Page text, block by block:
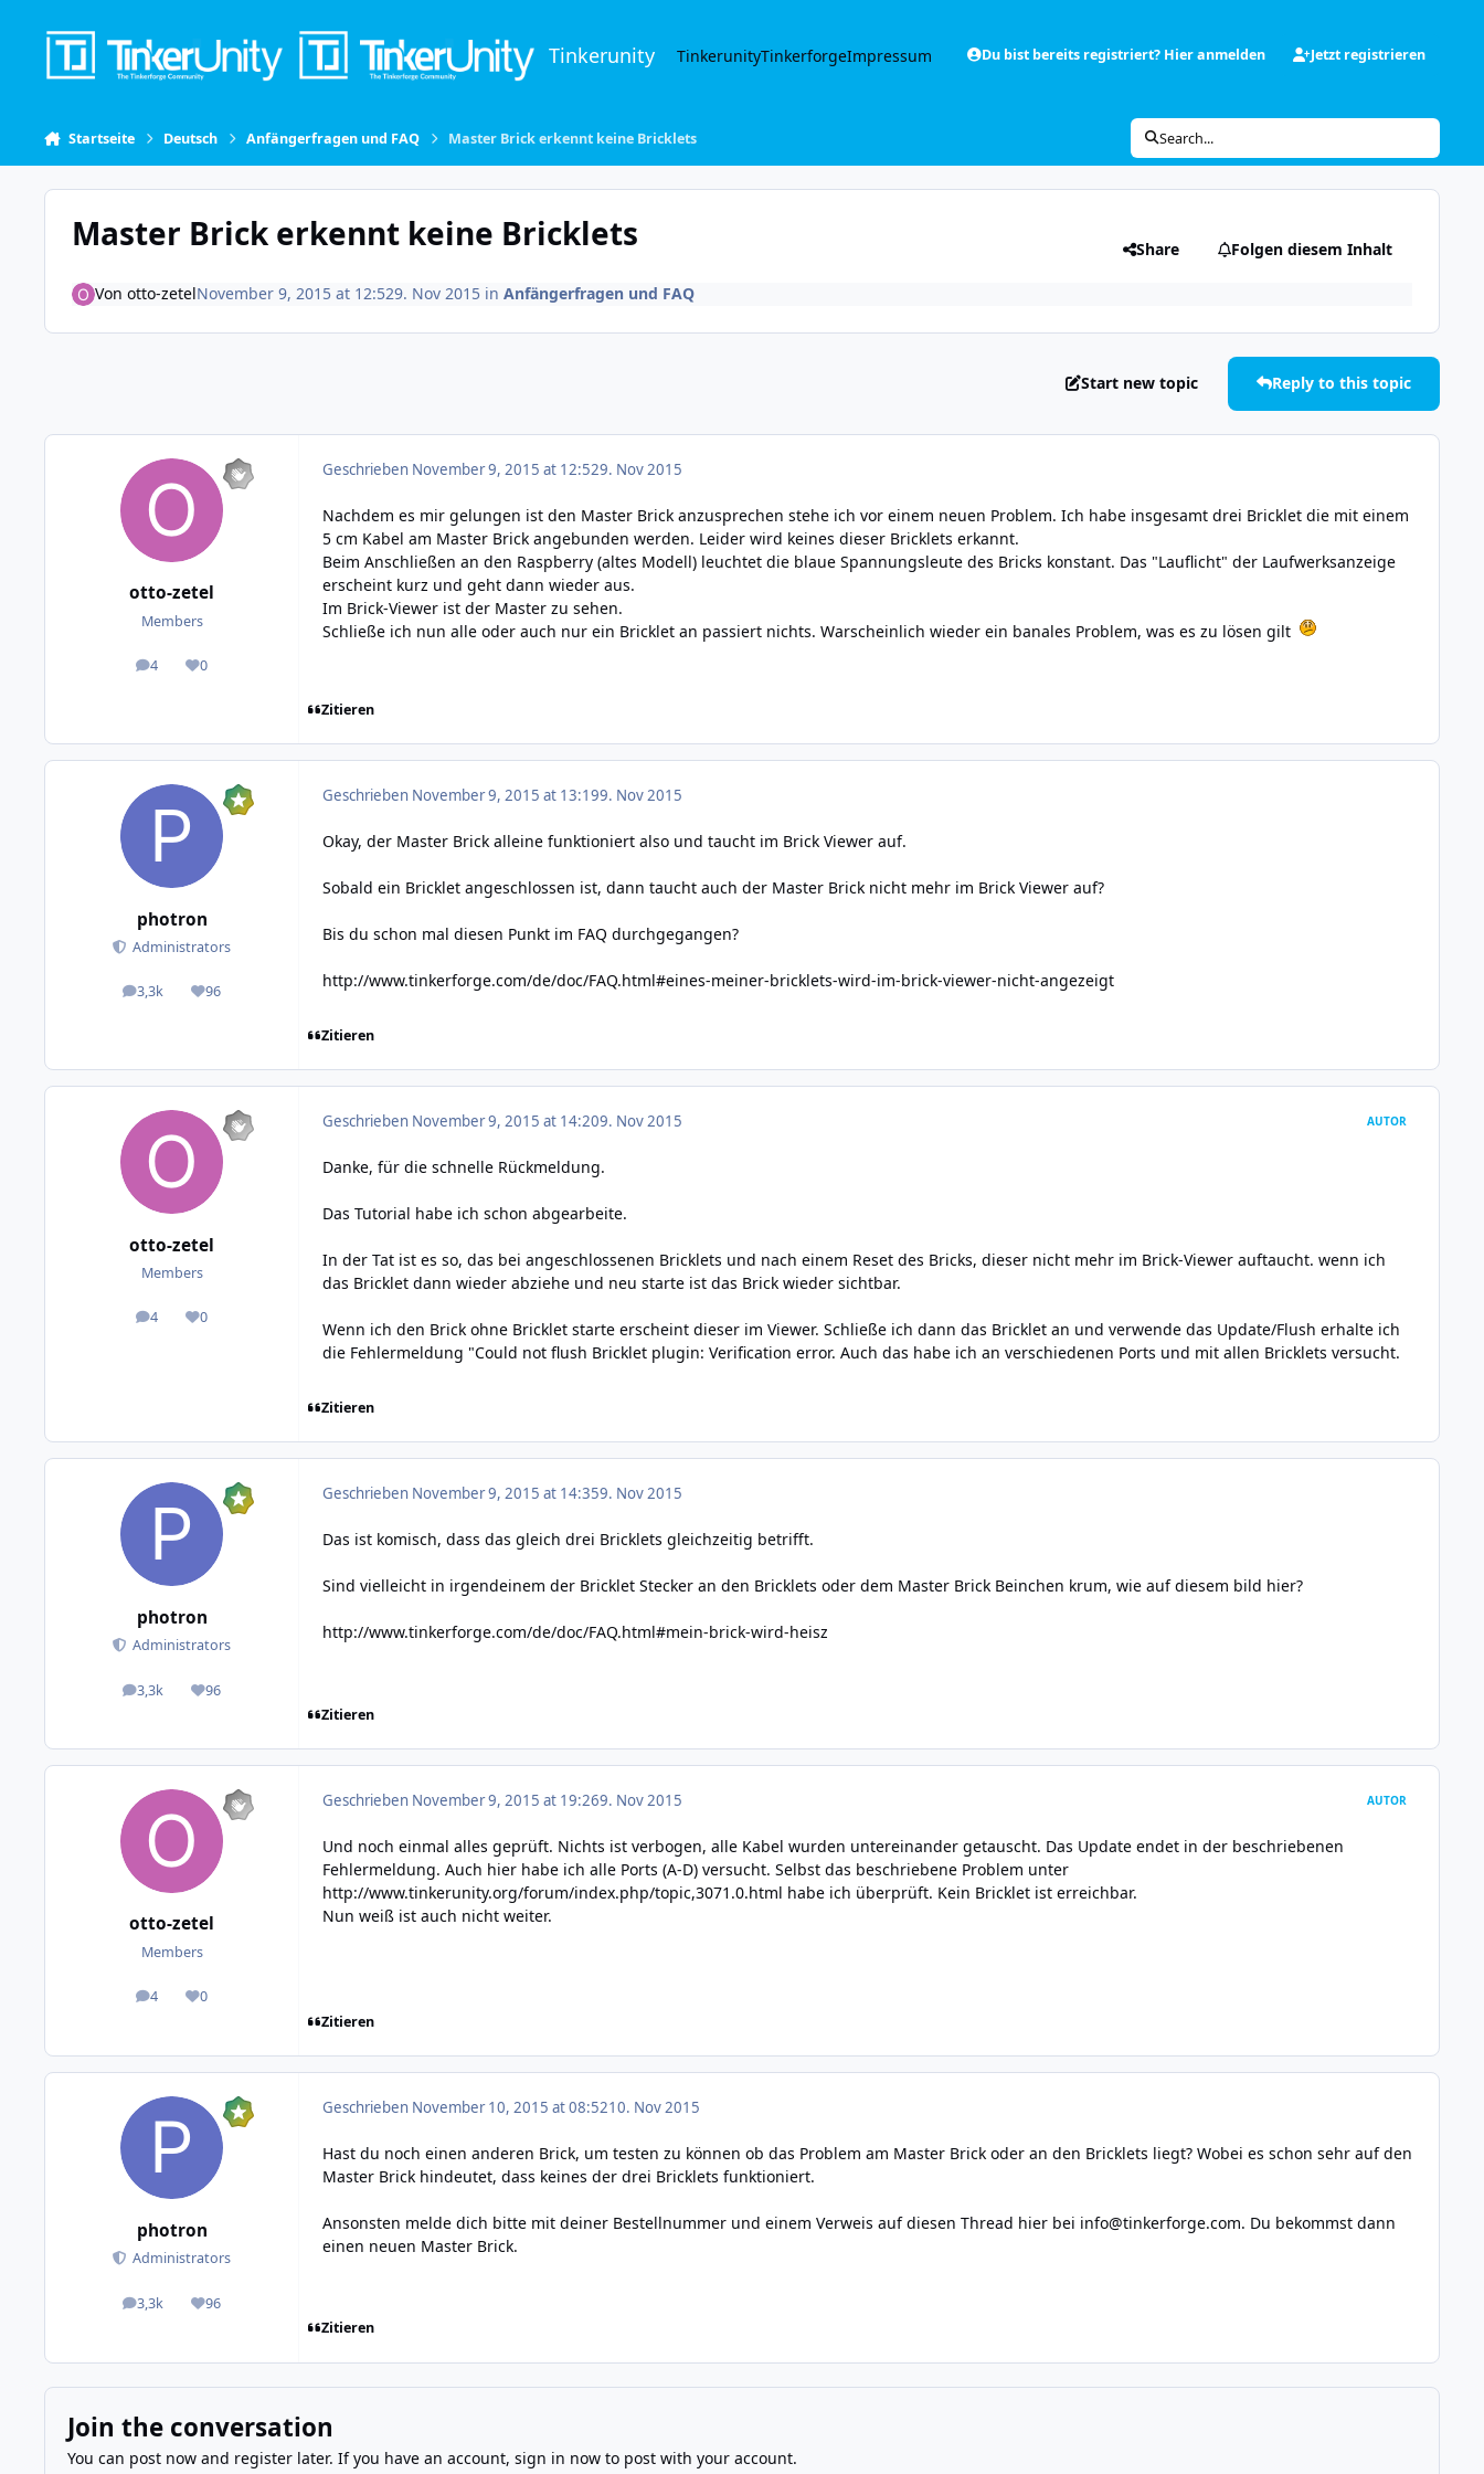
Tinkerunity TinkerunityTinkerforgeImpressum Du bist bereits registriert? Hier anmelden Jetzt registrieren
Startseite Deutsch Anfängerfragen und FAQ Master Brick erkennt keine Bricklets Search...
Master Brick erkennt keine Bricklets Share Folgen diesem Inhalt
Von otto-zetelNovember 9, 2015 at 12:529. Nov 2015in Anfängerfragen und FAQ
Start new topic Reply to this topic
otto-zetel
Members
4
posts 0
Reputation
Geschrieben November 9, 2015 at 12:529. Nov 2015
Nachdem es mir gelungen ist den Master Brick anzusprechen stehe ich vor einem neuen Problem. Ich habe insgesamt drei Bricklet die mit einem
5 cm Kabel am Master Brick angebunden werden. Leider wird keines dieser Bricklets erkannt.
Beim Anschließen an den Raspberry (altes Modell) leuchtet die blaue Spannungsleute des Bricks konstant. Das "Lauflicht" der Laufwerksanzeige
erscheint kurz und geht dann wieder aus.
Im Brick-Viewer ist der Master zu sehen.
Schließe ich nun alle oder auch nur ein Bricklet an passiert nichts. Warscheinlich wieder ein banales Problem, was es zu lösen gilt
Zitieren
photron
Administrators
3,3k
posts 96
Reputation
Geschrieben November 9, 2015 at 13:199. Nov 2015
Okay, der Master Brick alleine funktioniert also und taucht im Brick Viewer auf.
Sobald ein Bricklet angeschlossen ist, dann taucht auch der Master Brick nicht mehr im Brick Viewer auf?
Bis du schon mal diesen Punkt im FAQ durchgegangen?
http://www.tinkerforge.com/de/doc/FAQ.html#eines-meiner-bricklets-wird-im-brick-viewer-nicht-angezeigt
Zitieren
otto-zetel
Members
4
posts 0
Reputation
Geschrieben November 9, 2015 at 14:209. Nov 2015 AUTOR
Danke, für die schnelle Rückmeldung.
Das Tutorial habe ich schon abgearbeite.
In der Tat ist es so, das bei angeschlossenen Bricklets und nach einem Reset des Bricks, dieser nicht mehr im Brick-Viewer auftaucht. wenn ich
das Bricklet dann wieder abziehe und neu starte ist das Brick wieder sichtbar.
Wenn ich den Brick ohne Bricklet starte erscheint dieser im Viewer. Schließe ich dann das Bricklet an und verwende das Update/Flush erhalte ich
die Fehlermeldung "Could not flush Bricklet plugin: Verification error. Auch das habe ich an verschiedenen Ports und mit allen Bricklets versucht.
Zitieren
photron
Administrators
3,3k
posts 96
Reputation
Geschrieben November 9, 2015 at 14:359. Nov 2015
Das ist komisch, dass das gleich drei Bricklets gleichzeitig betrifft.
Sind vielleicht in irgendeinem der Bricklet Stecker an den Bricklets oder dem Master Brick Beinchen krum, wie auf diesem bild hier?
http://www.tinkerforge.com/de/doc/FAQ.html#mein-brick-wird-heisz
Zitieren
otto-zetel
Members
4
posts 0
Reputation
Geschrieben November 9, 2015 at 19:269. Nov 2015 AUTOR
Und noch einmal alles geprüft. Nichts ist verbogen, alle Kabel wurden untereinander getauscht. Das Update endet in der beschriebenen
Fehlermeldung. Auch hier habe ich alle Ports (A-D) versucht. Selbst das beschriebene Problem unter
http://www.tinkerunity.org/forum/index.php/topic,3071.0.html habe ich überprüft. Kein Bricklet ist erreichbar.
Nun weiß ist auch nicht weiter.
Zitieren
photron
Administrators
3,3k
posts 96
Reputation
Geschrieben November 10, 2015 at 08:5210. Nov 2015
Hast du noch einen anderen Brick, um testen zu können ob das Problem am Master Brick oder an den Bricklets liegt? Wobei es schon sehr auf den
Master Brick hindeutet, dass keines der drei Bricklets funktioniert.
Ansonsten melde dich bitte mit deiner Bestellnummer und einem Verweis auf diesen Thread hier bei info@tinkerforge.com. Du bekommst dann
einen neuen Master Brick.
Zitieren
Join the conversation
You can post now and register later. If you have an account, sign in nowto post with your account.